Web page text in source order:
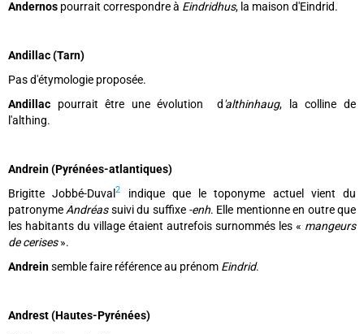
Andernos pourrait correspondre à Eindridhus, la maison d'Eindrid.
Andillac (Tarn)
Pas d'étymologie proposée.
Andillac pourrait être une évolution d'althinhaug, la colline de
l'althing.
Andrein (Pyrénées-atlantiques)
Brigitte Jobbé-Duval2
indique que le toponyme actuel vient du
patronyme Andréassuivi du suffixe -enh. Elle mentionne en outre que
les habitants du village étaient autrefois surnommés les « mangeurs
de cerises».
Andreinsemble faire référence au prénom Eindrid.
Andrest (Hautes-Pyrénées)